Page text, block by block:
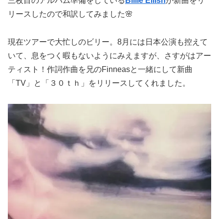
リースしたので和訳してみました🌸
現在ツアーで大忙しのビリー。8月には日本公演も控えて
いて、息をつく暇もないようにみえますが、さすがはアー
ティスト！作詞作曲を兄のFinneasと一緒にして新曲
「TV」と「３０ｔｈ」をリリースしてくれました。